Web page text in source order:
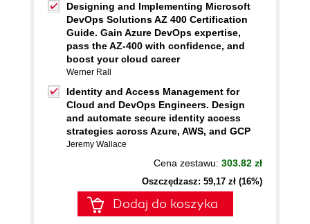
Designing and Implementing Microsoft
DevOps Solutions AZ 400 Certification
Guide. Gain Azure DevOps expertise,
pass the AZ-400 with confidence, and
boost your cloud career
Werner Rall
Identity and Access Management for
Cloud and DevOps Engineers. Design
and automate secure identity access
strategies across Azure, AWS, and GCP
Jeremy Wallace
Cena zestawu: 303.82 zł
Oszczędzasz: 59,17 zł (16%)
Dodaj do koszyka